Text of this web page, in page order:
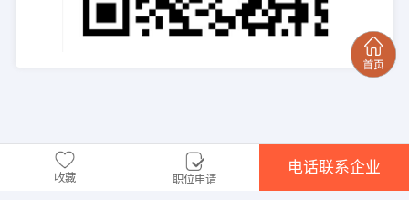
收藏 职位申请
电话联系企业